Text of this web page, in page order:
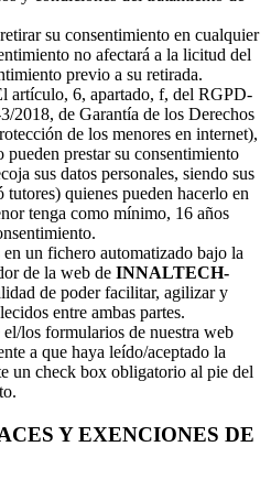
su consentimiento en cualquier
no afectará a la licitud del
previo a su retirada.
artículo, 6, apartado, f, del RGPD-
de Garantía de los Derechos
de los menores en internet),
pueden prestar su consentimiento
sus datos personales, siendo sus
tutores) quienes pueden hacerlo en
tenga como mínimo, 16 años
un fichero automatizado bajo la
de la web de INNALTECH-
de poder facilitar, agilizar y
entre ambas partes.
los formularios de nuestra web
a que haya leído/aceptado la
un check box obligatorio al pie del
Y EXENCIONES DE